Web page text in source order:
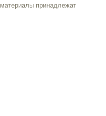
принадлежат